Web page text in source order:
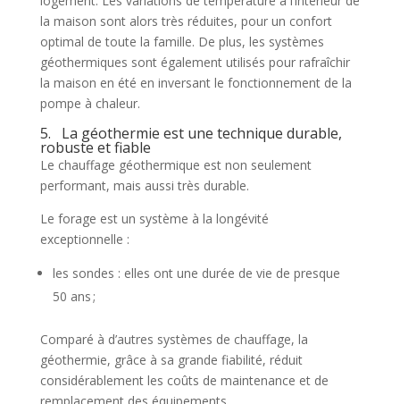
la maison sont alors très réduites, pour un confort
optimal de toute la famille. De plus, les systèmes
géothermiques sont également utilisés pour rafraîchir
la maison en été en inversant le fonctionnement de la
pompe à chaleur.
5. La géothermie est une technique durable,
robuste et fiable
Le chauffage géothermique est non seulement
performant, mais aussi très durable.
Le forage est un système à la longévité
exceptionnelle :
les sondes : elles ont une durée de vie de presque
50 ans ;
Comparé à d’autres systèmes de chauffage, la
géothermie, grâce à sa grande fiabilité, réduit
considérablement les coûts de maintenance et de